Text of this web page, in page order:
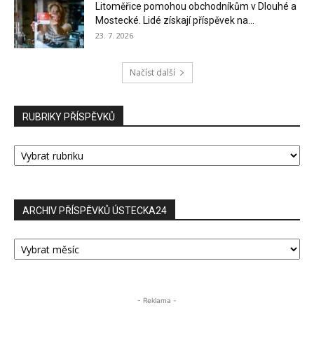
Litoměřice pomohou obchodníkům v Dlouhé a
Mostecké. Lidé získají příspěvek na...
23. 7. 2026
Načíst další
RUBRIKY PŘÍSPĚVKŮ
RUBRIKY
PŘÍSPĚVKŮ
ARCHIV PŘÍSPĚVKŮ ÚSTECKA24
ARCHIV
PŘÍSPĚVKŮ
- Reklama -